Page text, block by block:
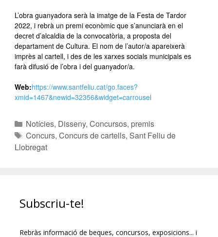
L’obra guanyadora serà la imatge de la Festa de Tardor
2022, i rebrà un premi econòmic que s’anunciarà en el
decret d’alcaldia de la convocatòria, a proposta del
departament de Cultura. El nom de l’autor/a apareixerà
imprès al cartell, i des de les xarxes socials municipals es
farà difusió de l’obra i del guanyador/a.
Web:https://www.santfeliu.cat/go.faces?
xmid=1467&newid=32356&widget=carrousel
Notícies, Disseny, Concursos, premis
Concurs, Concurs de cartells, Sant Feliu de
Llobregat
Subscriu-te!
Rebràs informació de beques, concursos, exposicions... i